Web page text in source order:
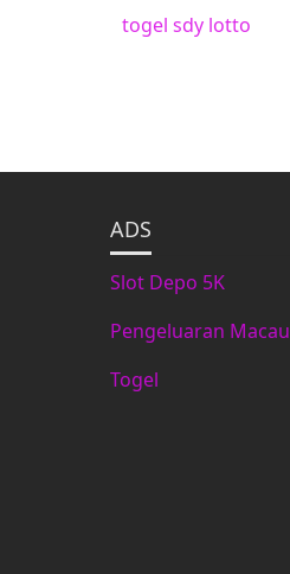
togel sdy lotto
ADS
Slot Depo 5K
Pengeluaran Macau
Togel